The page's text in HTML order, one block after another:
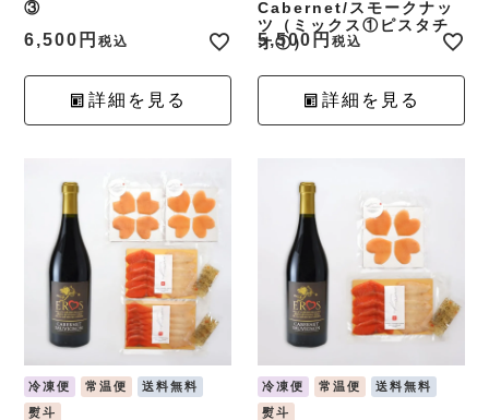
③
6,500 税込
詳細を見る
Cabernet/スモークナッ
ツ（ミックス①ピスタチ
オ①）
5,500 税込
詳細を見る
冷凍便 常温便
送料無料
熨斗
冷凍便 常温便
送料無料
熨斗